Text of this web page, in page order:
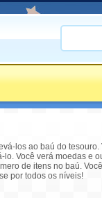
los ao baú do
Você verá moedas e
de itens no baú.
por todos os níveis!